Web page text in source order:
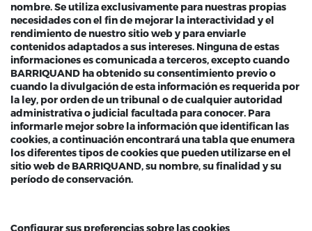
nombre. Se utiliza exclusivamente para nuestras propias
necesidades con el fin de mejorar la interactividad y el
rendimiento de nuestro sitio web y para enviarle
contenidos adaptados a sus intereses. Ninguna de estas
informaciones es comunicada a terceros, excepto cuando
BARRIQUAND ha obtenido su consentimiento previo o
cuando la divulgación de esta información es requerida por
la ley, por orden de un tribunal o de cualquier autoridad
administrativa o judicial facultada para conocer. Para
informarle mejor sobre la información que identifican las
cookies, a continuación encontrará una tabla que enumera
los diferentes tipos de cookies que pueden utilizarse en el
sitio web de BARRIQUAND, su nombre, su finalidad y su
período de conservación.
Configurar sus preferencias sobre las cookies